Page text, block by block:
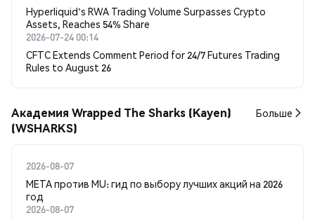
Hyperliquid's RWA Trading Volume Surpasses Crypto
Assets, Reaches 54% Share
2026-07-24 00:14
CFTC Extends Comment Period for 24/7 Futures Trading
Rules to August 26
Академия Wrapped The Sharks (Kayen)
(WSHARKS)
Больше
2026-08-07
META против MU: гид по выбору лучших акций на 2026
год
2026-08-07